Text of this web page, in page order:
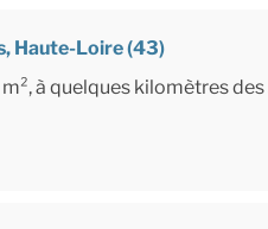
Haute-Loire (43)
à quelques kilomètres